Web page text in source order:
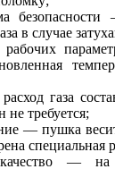
в случае
рабочих
газа
не требуется;
— пушка
специальная
— на